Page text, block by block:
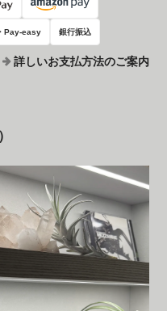
Pay-easy 銀行振込
詳しいお支払方法のご案内